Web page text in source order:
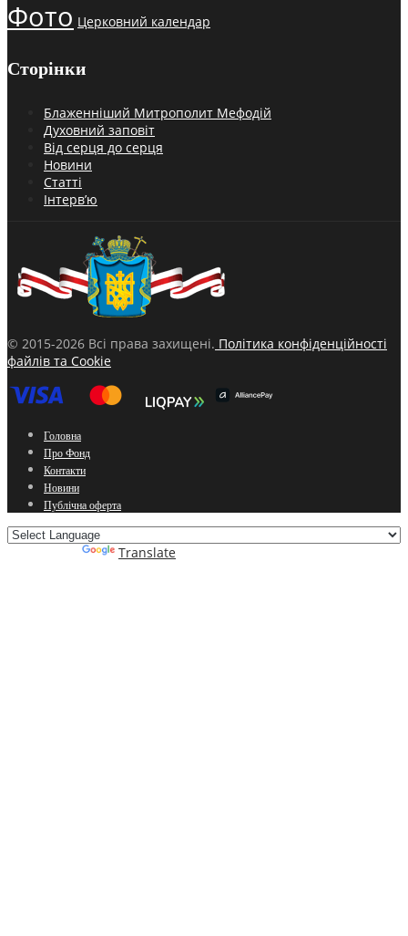
Фото Церковний календар
Сторінки
Блаженніший Митрополит Мефодій
Духовний заповіт
Від серця до серця
Новини
Статті
Інтерв’ю
© 2015-2026 Всі права захищені. Політика конфіденційності
файлів та Cookie
Головна
Про Фонд
Контакти
Новини
Публічна оферта
Translate